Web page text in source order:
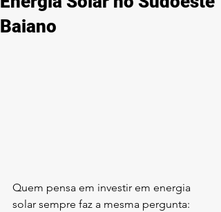
Baiano
Quem pensa em investir em energia
solar sempre faz a mesma pergunta: